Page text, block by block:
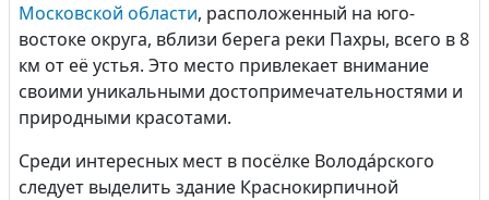
Московской области, расположенный на юго-
востоке округа, вблизи берега реки Пахры, всего в 8
км от её устья. Это место привлекает внимание
своими уникальными достопримечательностями и
природными красотами.
Среди интересных мест в посёлке Волода́рского
следует выделить здание Краснокирпичной